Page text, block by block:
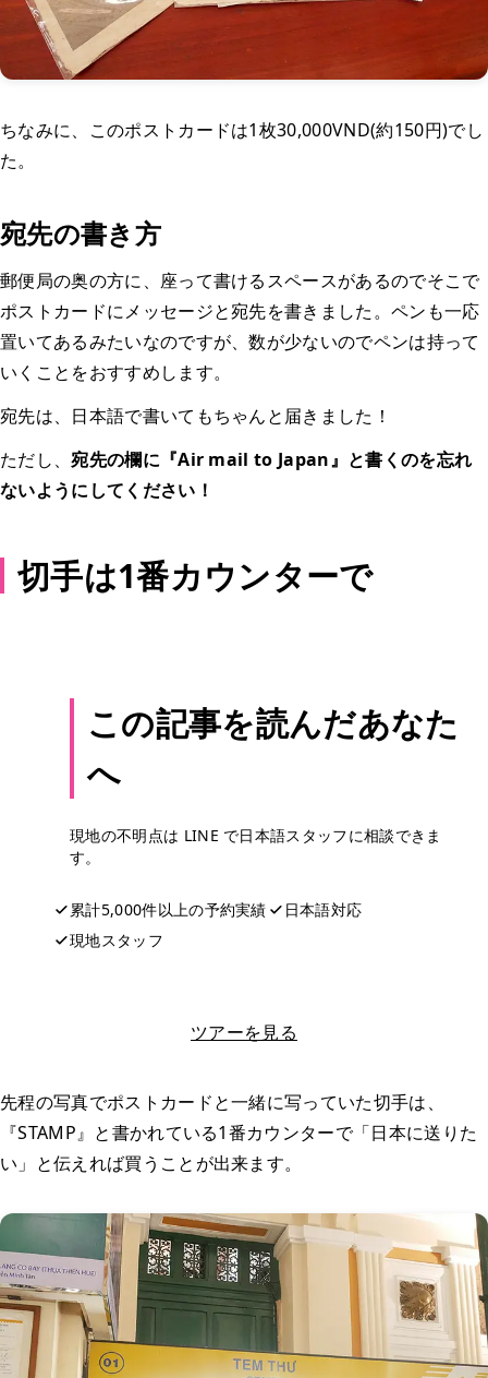
ちなみに、このポストカードは1枚30,000VND(約150円)でし
た。
宛先の書き方
郵便局の奥の方に、座って書けるスペースがあるのでそこで
ポストカードにメッセージと宛先を書きました。ペンも一応
置いてあるみたいなのですが、数が少ないのでペンは持って
いくことをおすすめします。
宛先は、日本語で書いてもちゃんと届きました！
ただし、宛先の欄に『Air mail to Japan』と書くのを忘れ
ないようにしてください！
切手は1番カウンターで
この記事を読んだあなた
へ
現地の不明点は LINE で日本語スタッフに相談できま
す。
累計5,000件以上の予約実績
日本語対応
現地スタッフ
ツアーを見る
先程の写真でポストカードと一緒に写っていた切手は、
『STAMP』と書かれている1番カウンターで「日本に送りた
い」と伝えれば買うことが出来ます。